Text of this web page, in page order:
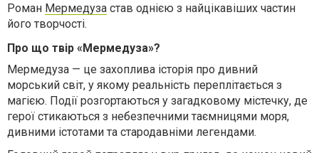
Роман Мермедуза став однією з найцікавіших частин
його творчості.
Про що твір «Мермедуза»?
Мермедуза — це захоплива історія про дивний
морський світ, у якому реальність переплітається з
магією. Події розгортаються у загадковому містечку, де
герої стикаються з небезпечними таємницями моря,
дивними істотами та стародавніми легендами.